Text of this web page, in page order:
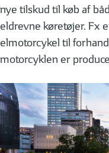
nye tilskud til køb af
eldrevne køretøjer. Fx
elmotorcykel til
motorcyklen er